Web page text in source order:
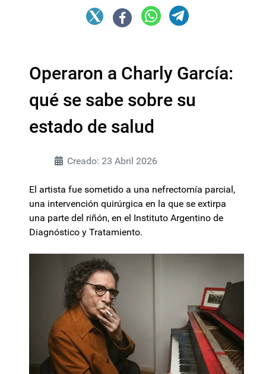
Operaron a Charly García:
qué se sabe sobre su
estado de salud
Creado: 23 Abril 2026
El artista fue sometido a una nefrectomía parcial,
una intervención quirúrgica en la que se extirpa
una parte del riñón, en el Instituto Argentino de
Diagnóstico y Tratamiento.